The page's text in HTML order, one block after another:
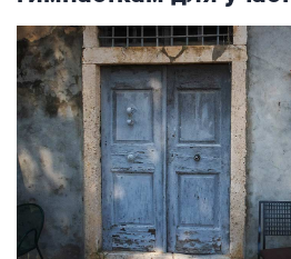
Фото: Jay L Clendenin/Getty Images